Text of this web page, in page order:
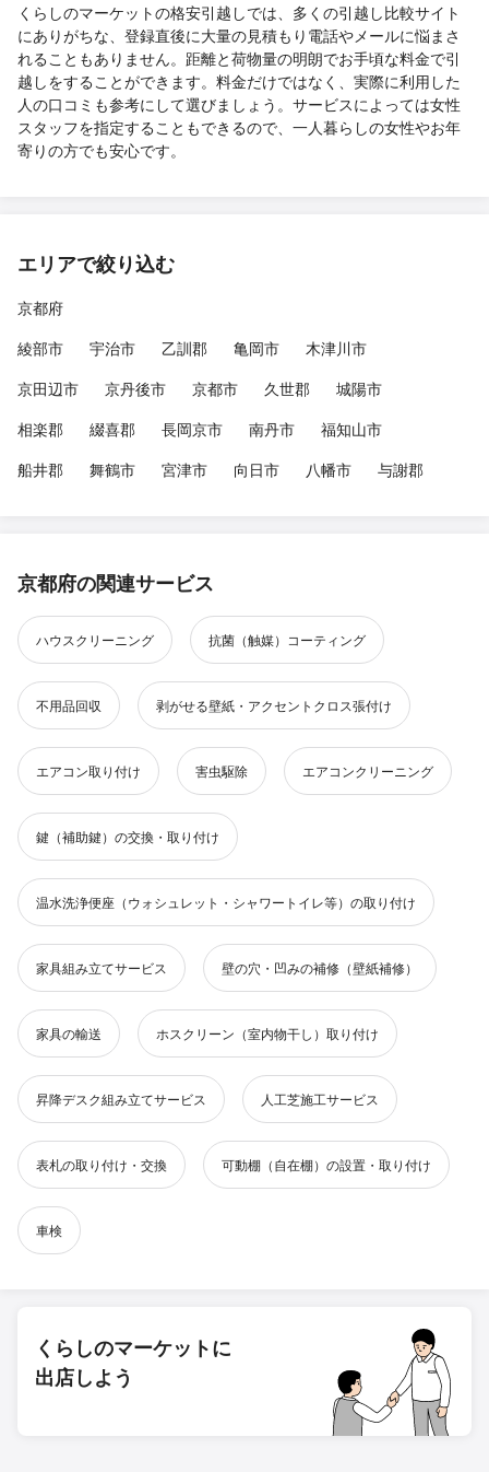
くらしのマーケットの格安引越しでは、多くの引越し比較サイト
にありがちな、登録直後に大量の見積もり電話やメールに悩まさ
れることもありません。距離と荷物量の明朗でお手頃な料金で引
越しをすることができます。料金だけではなく、実際に利用した
人の口コミも参考にして選びましょう。サービスによっては女性
スタッフを指定することもできるので、一人暮らしの女性やお年
寄りの方でも安心です。
エリアで絞り込む
京都府
綾部市
宇治市 乙訓郡 亀岡市
木津川市
京田辺市
京丹後市 京都市 久世郡
城陽市
相楽郡
綴喜郡 長岡京市 南丹市
福知山市
船井郡
舞鶴市 宮津市 向日市 八幡市 与謝郡
京都府の関連サービス
ハウスクリーニング 抗菌（触媒）コーティング
不用品回収 剥がせる壁紙・アクセントクロス張付け
エアコン取り付け 害虫駆除 エアコンクリーニング
鍵（補助鍵）の交換・取り付け
温水洗浄便座（ウォシュレット・シャワートイレ等）の取り付け
家具組み立てサービス 壁の穴・凹みの補修（壁紙補修）
家具の輸送 ホスクリーン（室内物干し）取り付け
昇降デスク組み立てサービス 人工芝施工サービス
表札の取り付け・交換 可動棚（自在棚）の設置・取り付け
車検
くらしのマーケットに
出店しよう